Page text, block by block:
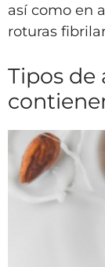
así como en
roturas
Tipos de